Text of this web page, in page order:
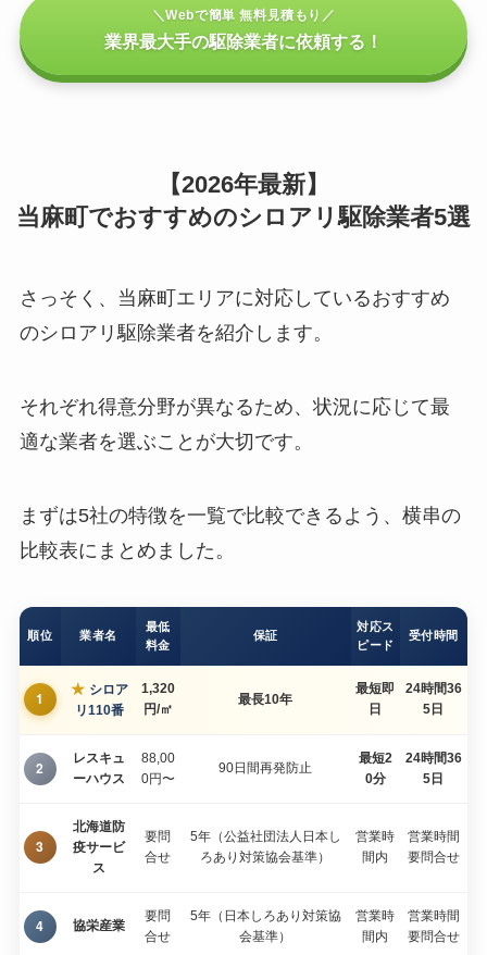
＼Webで簡単 無料見積もり／
業界最大手の駆除業者に依頼する！
【2026年最新】
当麻町でおすすめのシロアリ駆除業者5選
さっそく、当麻町エリアに対応しているおすすめ
のシロアリ駆除業者を紹介します。
それぞれ得意分野が異なるため、状況に応じて最
適な業者を選ぶことが大切です。
まずは5社の特徴を一覧で比較できるよう、横串の
比較表にまとめました。
順位 業者名
最低
料金
保証
対応ス
ピード
受付時間
1 ★ シロア
リ110番
1,320
円/㎡
最長10年
最短即
日
24時間36
5日
2
レスキュ
ーハウス
88,00
0円〜
90日間再発防止
最短2
0分
24時間36
5日
3
北海道防
疫サービ
ス
要問
合せ
5年（公益社団法人日本し
ろあり対策協会基準）
営業時
間内
営業時間
要問合せ
4 協栄産業
要問
合せ
5年（日本しろあり対策協
会基準）
営業時
間内
営業時間
要問合せ